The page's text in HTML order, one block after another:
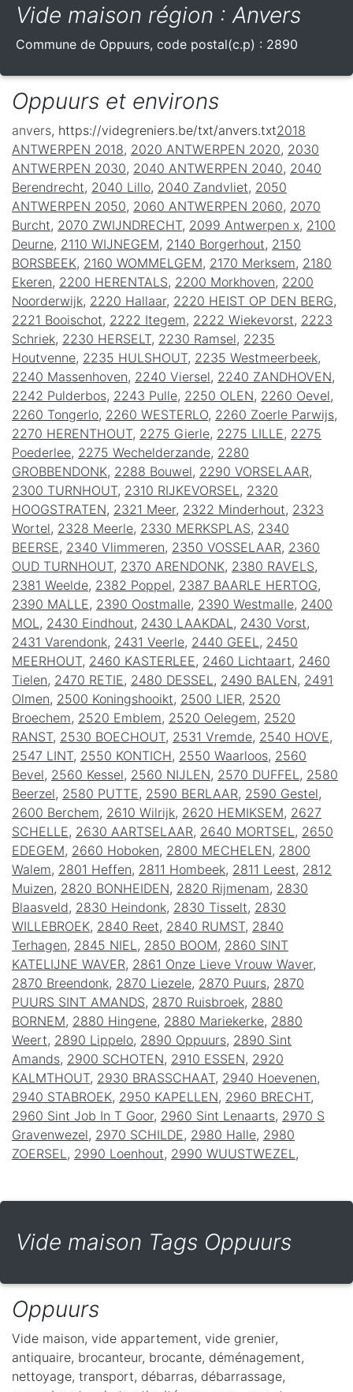
Vide maison région : Anvers
Commune de Oppuurs, code postal(c.p) : 2890
Oppuurs et environs
anvers, https://videgreniers.be/txt/anvers.txt2018
ANTWERPEN 2018, 2020 ANTWERPEN 2020, 2030
ANTWERPEN 2030, 2040 ANTWERPEN 2040, 2040
Berendrecht, 2040 Lillo, 2040 Zandvliet, 2050
ANTWERPEN 2050, 2060 ANTWERPEN 2060, 2070
Burcht, 2070 ZWIJNDRECHT, 2099 Antwerpen x, 2100
Deurne, 2110 WIJNEGEM, 2140 Borgerhout, 2150
BORSBEEK, 2160 WOMMELGEM, 2170 Merksem, 2180
Ekeren, 2200 HERENTALS, 2200 Morkhoven, 2200
Noorderwijk, 2220 Hallaar, 2220 HEIST OP DEN BERG,
2221 Booischot, 2222 Itegem, 2222 Wiekevorst, 2223
Schriek, 2230 HERSELT, 2230 Ramsel, 2235
Houtvenne, 2235 HULSHOUT, 2235 Westmeerbeek,
2240 Massenhoven, 2240 Viersel, 2240 ZANDHOVEN,
2242 Pulderbos, 2243 Pulle, 2250 OLEN, 2260 Oevel,
2260 Tongerlo, 2260 WESTERLO, 2260 Zoerle Parwijs,
2270 HERENTHOUT, 2275 Gierle, 2275 LILLE, 2275
Poederlee, 2275 Wechelderzande, 2280
GROBBENDONK, 2288 Bouwel, 2290 VORSELAAR,
2300 TURNHOUT, 2310 RIJKEVORSEL , 2320
HOOGSTRATEN, 2321 Meer, 2322 Minderhout, 2323
Wortel, 2328 Meerle, 2330 MERKSPLAS, 2340
BEERSE, 2340 Vlimmeren, 2350 VOSSELAAR, 2360
OUD TURNHOUT, 2370 ARENDONK, 2380 RAVELS,
2381 Weelde, 2382 Poppel, 2387 BAARLE HERTOG,
2390 MALLE, 2390 Oostmalle, 2390 Westmalle, 2400
MOL , 2430 Eindhout, 2430 LAAKDAL , 2430 Vorst,
2431 Varendonk, 2431 Veerle, 2440 GEEL , 2450
MEERHOUT, 2460 KASTERLEE, 2460 Lichtaart, 2460
Tielen, 2470 RETIE, 2480 DESSEL , 2490 BALEN, 2491
Olmen, 2500 Koningshooikt, 2500 LIER, 2520
Broechem, 2520 Emblem, 2520 Oelegem, 2520
RANST, 2530 BOECHOUT, 2531 Vremde, 2540 HOVE,
2547 LINT, 2550 KONTICH, 2550 Waarloos, 2560
Bevel, 2560 Kessel, 2560 NIJLEN, 2570 DUFFEL , 2580
Beerzel, 2580 PUTTE, 2590 BERLAAR, 2590 Gestel,
2600 Berchem, 2610 Wilrijk, 2620 HEMIKSEM, 2627
SCHELLE, 2630 AARTSELAAR, 2640 MORTSEL , 2650
EDEGEM, 2660 Hoboken, 2800 MECHELEN, 2800
Walem, 2801 Heffen, 2811 Hombeek, 2811 Leest, 2812
Muizen, 2820 BONHEIDEN, 2820 Rijmenam, 2830
Blaasveld, 2830 Heindonk, 2830 Tisselt, 2830
WILLEBROEK, 2840 Reet, 2840 RUMST, 2840
Terhagen, 2845 NIEL , 2850 BOOM, 2860 SINT
KATELIJNE WAVER, 2861 Onze Lieve Vrouw Waver,
2870 Breendonk, 2870 Liezele, 2870 Puurs, 2870
PUURS SINT AMANDS, 2870 Ruisbroek, 2880
BORNEM, 2880 Hingene, 2880 Mariekerke, 2880
Weert, 2890 Lippelo, 2890 Oppuurs, 2890 Sint
Amands, 2900 SCHOTEN, 2910 ESSEN, 2920
KALMTHOUT, 2930 BRASSCHAAT, 2940 Hoevenen,
2940 STABROEK, 2950 KAPELLEN, 2960 BRECHT,
2960 Sint Job In T Goor, 2960 Sint Lenaarts, 2970 S
Gravenwezel, 2970 SCHILDE, 2980 Halle, 2980
ZOERSEL , 2990 Loenhout, 2990 WUUSTWEZEL ,
Vide maison Tags Oppuurs
Oppuurs
Vide maison, vide appartement, vide grenier,
antiquaire, brocanteur, brocante, déménagement,
nettoyage, transport, débarras, débarrassage,